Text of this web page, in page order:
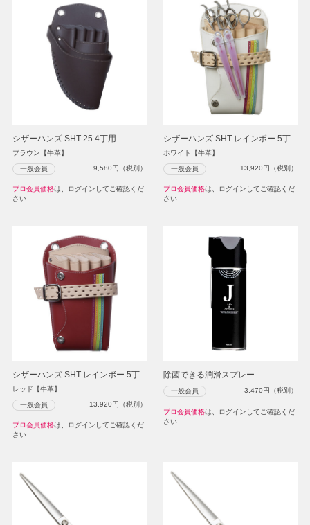
シザーハンズ SHT-25 4丁用
ブラウン【牛革】
一般会員 9,580円（税別）
プロ会員価格は、ログインしてご確認くだ
さい
シザーハンズ SHT-レインボー 5丁
ホワイト【牛革】
一般会員 13,920円（税別）
プロ会員価格は、ログインしてご確認くだ
さい
シザーハンズ SHT-レインボー 5丁
レッド【牛革】
一般会員 13,920円（税別）
プロ会員価格は、ログインしてご確認くだ
さい
除菌できる潤滑スプレー
一般会員 3,470円（税別）
プロ会員価格は、ログインしてご確認くだ
さい